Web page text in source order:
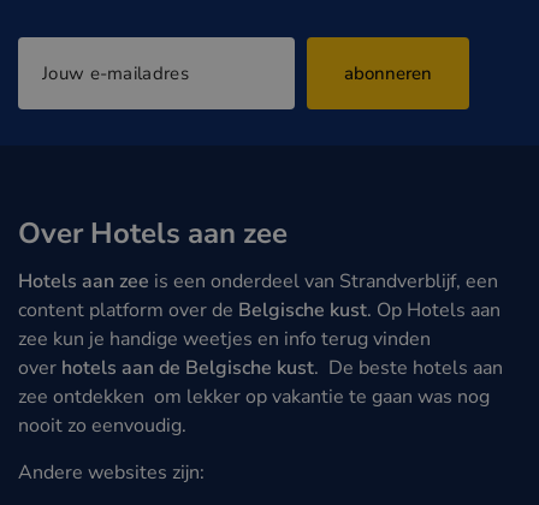
abonneren
Over Hotels aan zee
Hotels aan zee is een onderdeel van Strandverblijf, een
content platform over de Belgische kust. Op Hotels aan
zee kun je handige weetjes en info terug vinden
over hotels aan de Belgische kust. De beste hotels aan
zee ontdekken om lekker op vakantie te gaan was nog
nooit zo eenvoudig.
Andere websites zijn: